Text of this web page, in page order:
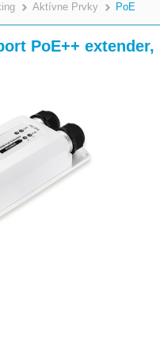
>
Aktívne Prvky PoE
PoE++ extender,